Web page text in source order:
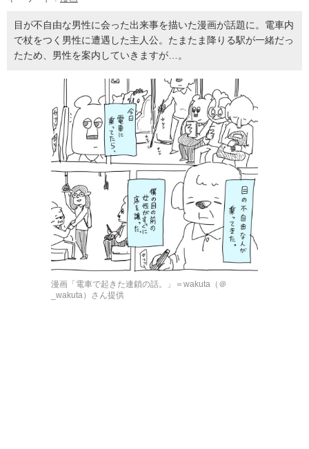
目が不自由な男性に会った出来事を描いた漫画が話題に。電車内
で杖をつく男性に遭遇した主人公。たまたま降りる駅が一緒だっ
たため、男性を案内していきますが…。
漫画「電車で起きた連鎖の話。」＝wakuta（＠
_wakuta）さん提供